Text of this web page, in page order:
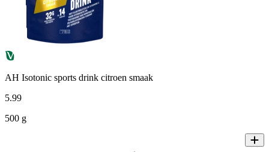
AH Isotonic sports drink citroen smaak
5.99
500 g